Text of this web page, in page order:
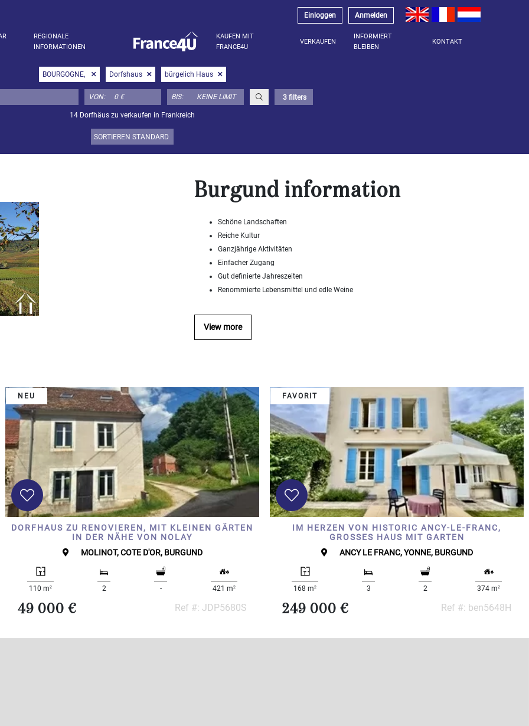
Einloggen Anmelden
REGIONALE
INFORMATIONEN
KAUFEN MIT
FRANCE4U
VERKAUFEN
INFORMIERT
BLEIBEN
KONTAKT
BOURGOGNE, Dorfshaus bürgelich Haus
VON: BIS: 3 filters
14 Dorfhäus zu verkaufen in Frankreich
Burgund information
Schöne Landschaften
Reiche Kultur
Ganzjährige Aktivitäten
Einfacher Zugang
Gut definierte Jahreszeiten
Renommierte Lebensmittel und edle Weine
View more
NEU
DORFHAUS ZU RENOVIEREN, MIT KLEINEN GÄRTEN
IN DER NÄHE VON NOLAY
MOLINOT, COTE D'OR, BURGUND
110 m2 2 - 421 m2
49 000 € Ref #: JDP5680S
FAVORIT
IM HERZEN VON HISTORIC ANCY-LE-FRANC,
GROSSES HAUS MIT GARTEN
ANCY LE FRANC, YONNE, BURGUND
168 m2 3 2 374 m2
249 000 € Ref #: ben5648H